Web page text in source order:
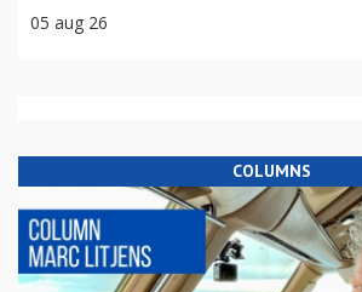
05 aug 26
COLUMNS